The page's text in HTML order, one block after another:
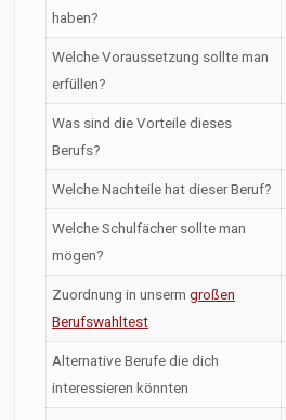
haben?
Welche Voraussetzung sollte man
erfüllen?
Was sind die Vorteile dieses
Berufs?
Welche Nachteile hat dieser Beruf?
Welche Schulfächer sollte man
mögen?
Zuordnung in unserm großen
Berufswahltest
Alternative Berufe die dich
interessieren könnten